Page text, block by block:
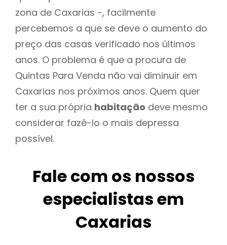
zona de Caxarias -, facilmente
percebemos a que se deve o aumento do
preço das casas verificado nos últimos
anos. O problema é que a procura de
Quintas Para Venda não vai diminuir em
Caxarias nos próximos anos. Quem quer
ter a sua própria habitação deve mesmo
considerar fazê-lo o mais depressa
possível.
Fale com os nossos
especialistas em
Caxarias